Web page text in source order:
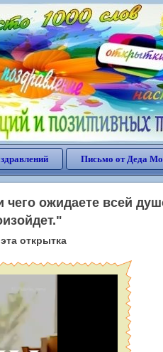
Письмо от Деда
ожидаете всей
эта открытка